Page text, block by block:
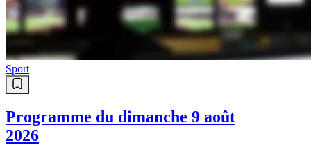
Sport
Programme du dimanche 9 août
2026